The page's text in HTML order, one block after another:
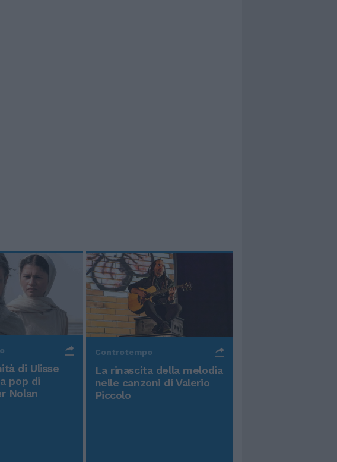
di Ulisse
pop di
Nolan
Controtempo
La rinascita della melodia
nelle canzoni di Valerio
Piccolo